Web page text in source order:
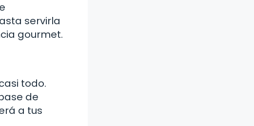
servirla
gourmet.
todo.
de
a tus